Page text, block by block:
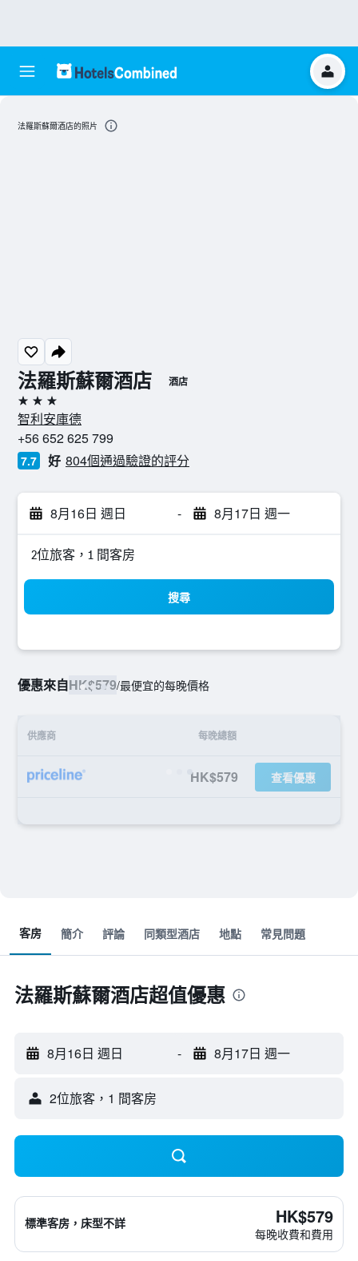
法羅斯蘇爾酒店 酒店
3星級
智利安庫德
+56 652 625 799
7.7 好 804個通過驗證的評分
8月16日 週日 - 8月17日 週一
2位旅客，1 間客房
搜尋
優惠來自HK$579/最便宜的每晚價格
供應商 每晚總額
HK$579 查看優惠
法羅斯蘇爾酒店的照片
客房 簡介 評論 同類型酒店 地點 常見問題
法羅斯蘇爾酒店超值優惠
8月16日 週日 - 8月17日 週一
2位旅客，1 間客房
標準客房，床型不詳 HK$579
每晚收費和費用